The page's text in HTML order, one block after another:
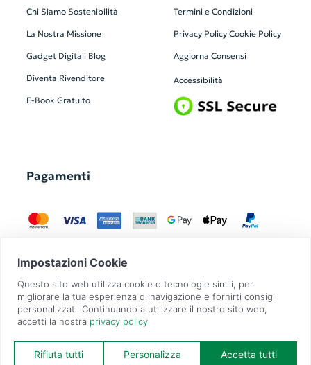
Chi Siamo Sostenibilità
La Nostra Missione
Gadget Digitali Blog
Diventa Rivenditore
E-Book Gratuito
Termini e Condizioni
Privacy Policy Cookie Policy
Aggiorna Consensi
Accessibilità
Pagamenti
GadgetZilla è un Brand di Overbi S.r.l.| realizzato con Contit
| © 2026 Tutti
i diritti riservati | P.IVA: 09351560967